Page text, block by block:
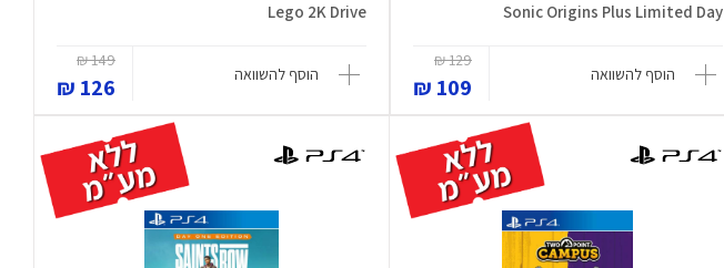
Sonic Origins Plus Limited Day
הוסף להשוואה
129 ₪
109 ₪
Lego 2K Drive
הוסף להשוואה
149 ₪
126 ₪